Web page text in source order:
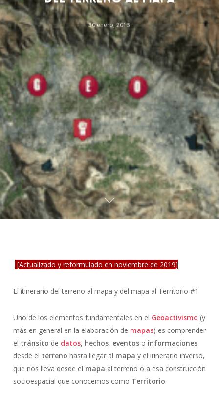
30 enero, 2013
[Actualizado y reformulado en noviembre de 2019]
El itinerario del terreno al mapa y del mapa al Territorio #1
Uno de los elementos fundamentales en el Geoactivismo (y
más en general en la elaboración de mapas) es comprender
el tránsito de datos, hechos, eventos o informaciones
desde el terreno hasta llegar al mapa y el itinerario inverso,
que nos lleva desde el mapa al terreno o a esa construcción
socioespacial que conocemos como Territorio.